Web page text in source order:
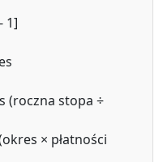
- 1]
(roczna stopa ÷
× płatności